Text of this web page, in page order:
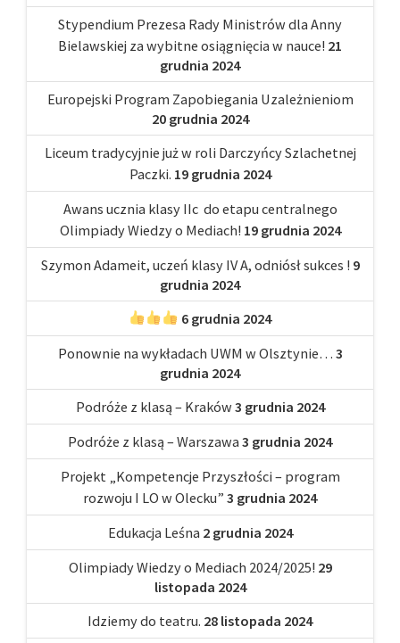
Stypendium Prezesa Rady Ministrów dla Anny
Bielawskiej za wybitne osiągnięcia w nauce! 21
grudnia 2024
Europejski Program Zapobiegania Uzależnieniom
20 grudnia 2024
Liceum tradycyjnie już w roli Darczyńcy Szlachetnej
Paczki. 19 grudnia 2024
Awans ucznia klasy IIc do etapu centralnego
Olimpiady Wiedzy o Mediach! 19 grudnia 2024
Szymon Adameit, uczeń klasy IV A, odniósł sukces ! 9
grudnia 2024
6 grudnia 2024
Ponownie na wykładach UWM w Olsztynie… 3
grudnia 2024
Podróże z klasą – Kraków 3 grudnia 2024
Podróże z klasą – Warszawa 3 grudnia 2024
Projekt „Kompetencje Przyszłości – program
rozwoju I LO w Olecku” 3 grudnia 2024
Edukacja Leśna 2 grudnia 2024
Olimpiady Wiedzy o Mediach 2024/2025! 29
listopada 2024
Idziemy do teatru. 28 listopada 2024